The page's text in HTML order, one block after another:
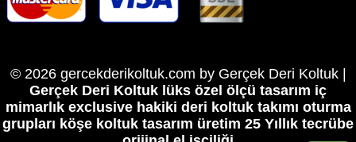
© 2026 gercekderikoltuk.com by Gerçek Deri Koltuk |
Gerçek Deri Koltuk lüks özel ölçü tasarım iç
mimarlık exclusive hakiki deri koltuk takımı oturma
grupları köşe koltuk tasarım üretim 25 Yıllık tecrübe